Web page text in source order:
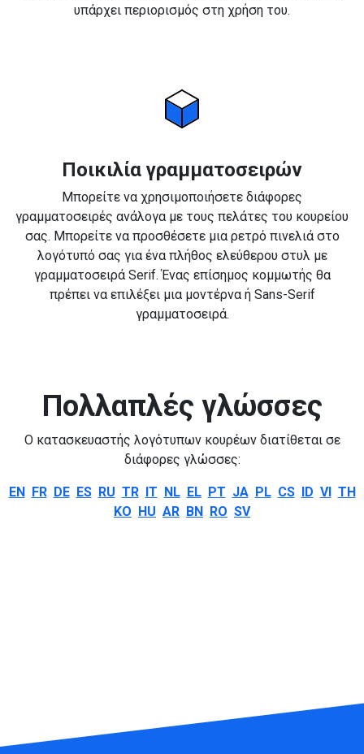
υπάρχει περιορισμός στη χρήση του.
Ποικιλία γραμματοσειρών
Μπορείτε να χρησιμοποιήσετε διάφορες
γραμματοσειρές ανάλογα με τους πελάτες του κουρείου
σας. Μπορείτε να προσθέσετε μια ρετρό πινελιά στο
λογότυπό σας για ένα πλήθος ελεύθερου στυλ με
γραμματοσειρά Serif. Ένας επίσημος κομμωτής θα
πρέπει να επιλέξει μια μοντέρνα ή Sans-Serif
γραμματοσειρά.
Πολλαπλές γλώσσες
Ο κατασκευαστής λογότυπων κουρέων διατίθεται σε
διάφορες γλώσσες:
EN FR DE ES RU TR IT NL EL PT JA PL CS ID VI TH
KO HU AR BN RO SV